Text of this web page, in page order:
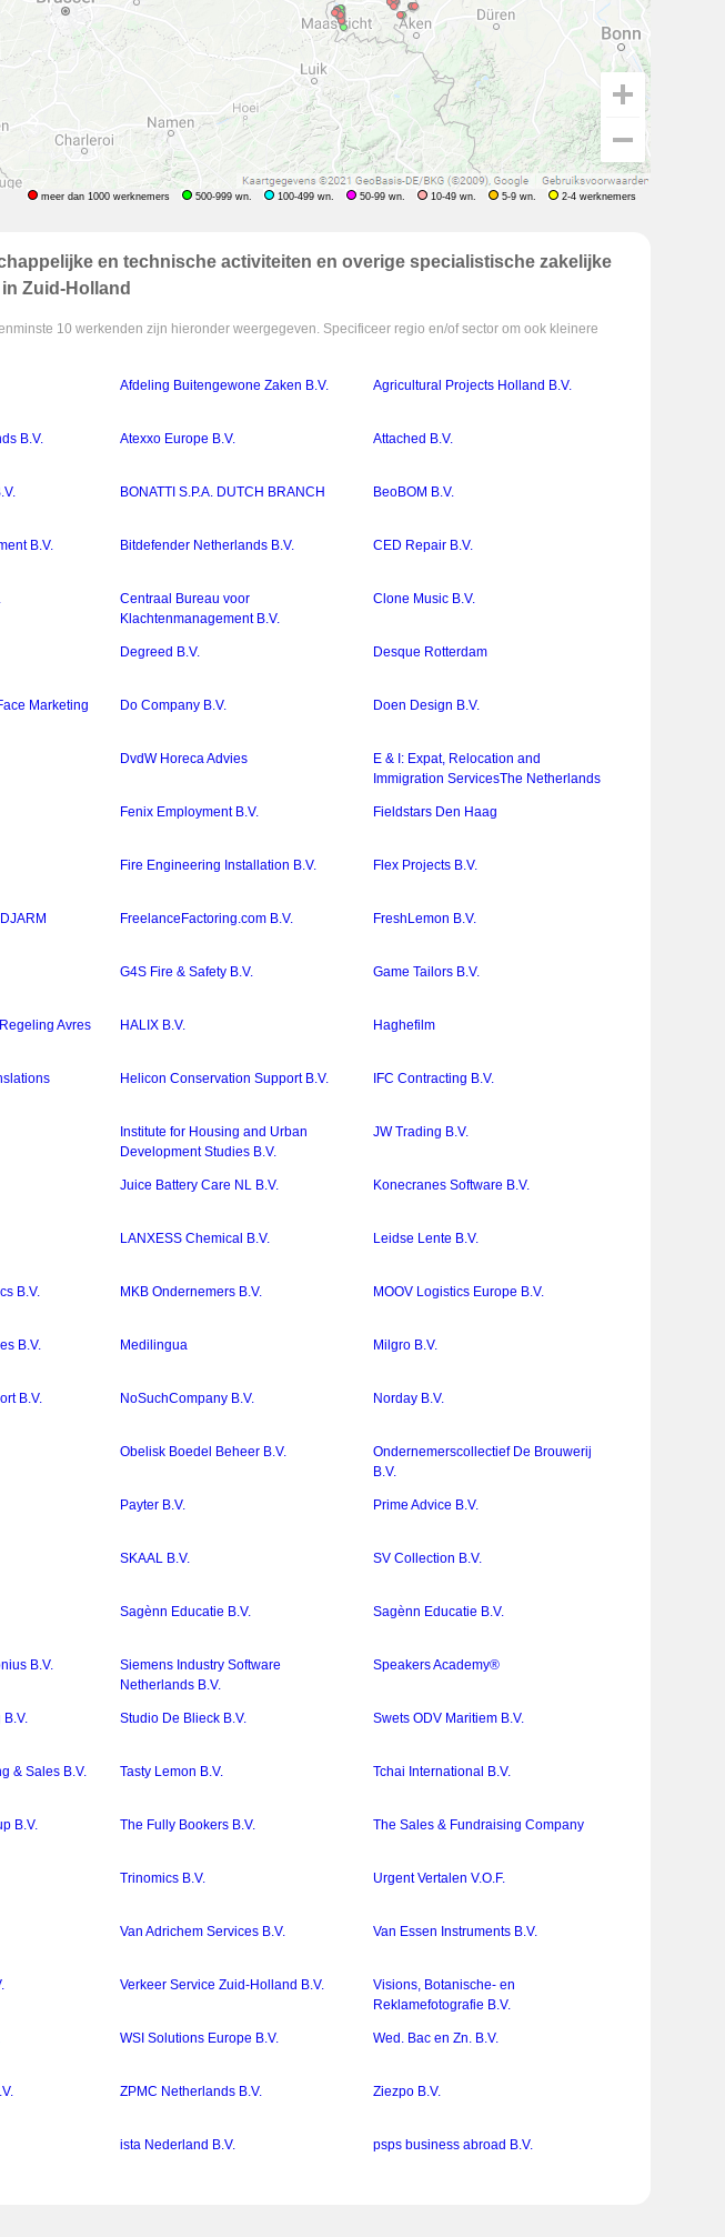
meer dan 1000 werknemers 500-999 wn. 100-499 wn. 50-99 wn. 10-49 wn. 5-9 wn. 2-4 werknemers
en technische activiteiten en overige specialistische zakelijke
Zuid-Holland
10 werkenden zijn hieronder weergegeven. Specificeer regio en/of sector om ook kleinere
Afdeling Buitengewone Zaken B.V. Agricultural Projects Holland B.V.
B.V. Atexxo Europe B.V. Attached B.V.
BONATTI S.P.A. DUTCH BRANCH BeoBOM B.V.
B.V. Bitdefender Netherlands B.V. CED Repair B.V.
Centraal Bureau voor
Klachtenmanagement B.V.
Clone Music B.V.
Degreed B.V. Desque Rotterdam
Marketing
Do Company B.V. Doen Design B.V.
DvdW Horeca Advies
E & I: Expat, Relocation and
Immigration ServicesThe Netherlands
Fenix Employment B.V. Fieldstars Den Haag
Fire Engineering Installation B.V. Flex Projects B.V.
FreelanceFactoring.com B.V. FreshLemon B.V.
G4S Fire & Safety B.V. Game Tailors B.V.
Avres HALIX B.V. Haghefilm
Helicon Conservation Support B.V. IFC Contracting B.V.
Institute for Housing and Urban
Development Studies B.V.
JW Trading B.V.
Juice Battery Care NL B.V. Konecranes Software B.V.
LANXESS Chemical B.V. Leidse Lente B.V.
B.V. MKB Ondernemers B.V. MOOV Logistics Europe B.V.
B.V. Medilingua Milgro B.V.
B.V. NoSuchCompany B.V. Norday B.V.
Obelisk Boedel Beheer B.V.
Ondernemerscollectief De Brouwerij
B.V.
Payter B.V. Prime Advice B.V.
SKAAL B.V. SV Collection B.V.
Sagènn Educatie B.V. Sagènn Educatie B.V.
B.V.
Siemens Industry Software
Netherlands B.V.
Speakers Academy®
Studio De Blieck B.V. Swets ODV Maritiem B.V.
& Sales B.V. Tasty Lemon B.V. Tchai International B.V.
B.V. The Fully Bookers B.V. The Sales & Fundraising Company
Trinomics B.V. Urgent Vertalen V.O.F.
Van Adrichem Services B.V. Van Essen Instruments B.V.
Verkeer Service Zuid-Holland B.V.
Visions, Botanische- en
Reklamefotografie B.V.
WSI Solutions Europe B.V. Wed. Bac en Zn. B.V.
ZPMC Netherlands B.V. Ziezpo B.V.
ista Nederland B.V. psps business abroad B.V.